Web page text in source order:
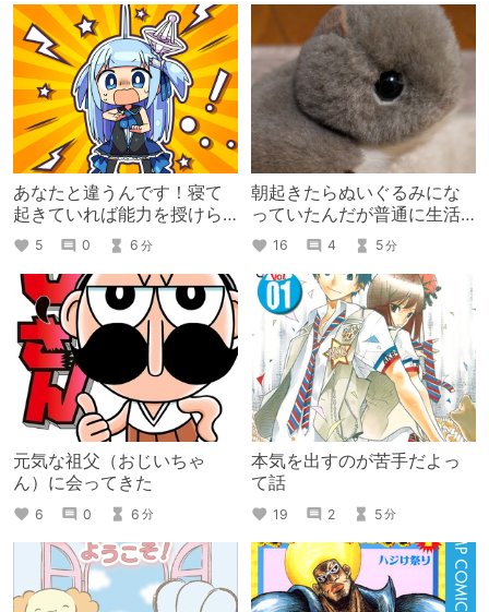
あなたと違うんです！寝て
起きていれば能力を授けら
れると思っていた話
5 0 6 分
朝起きたらぬいぐるみにな
っていたんだが普通に生活
を楽しもうと思う。
16 4 5分
元気な祖父（おじいちゃ
ん）に会ってきた
6 0 6 分
本気を出すのが苦手だよっ
て話
19 2 5分